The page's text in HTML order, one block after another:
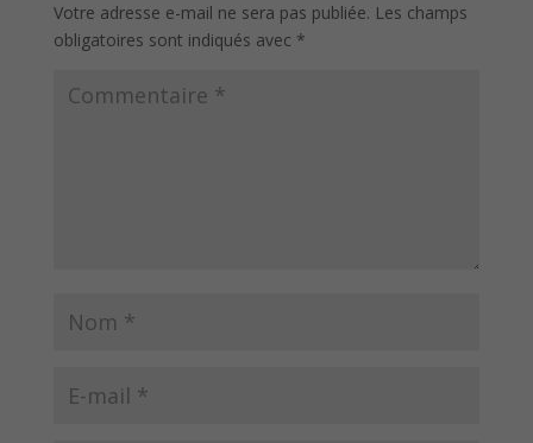
Votre adresse e-mail ne sera pas publiée. Les champs
obligatoires sont indiqués avec *